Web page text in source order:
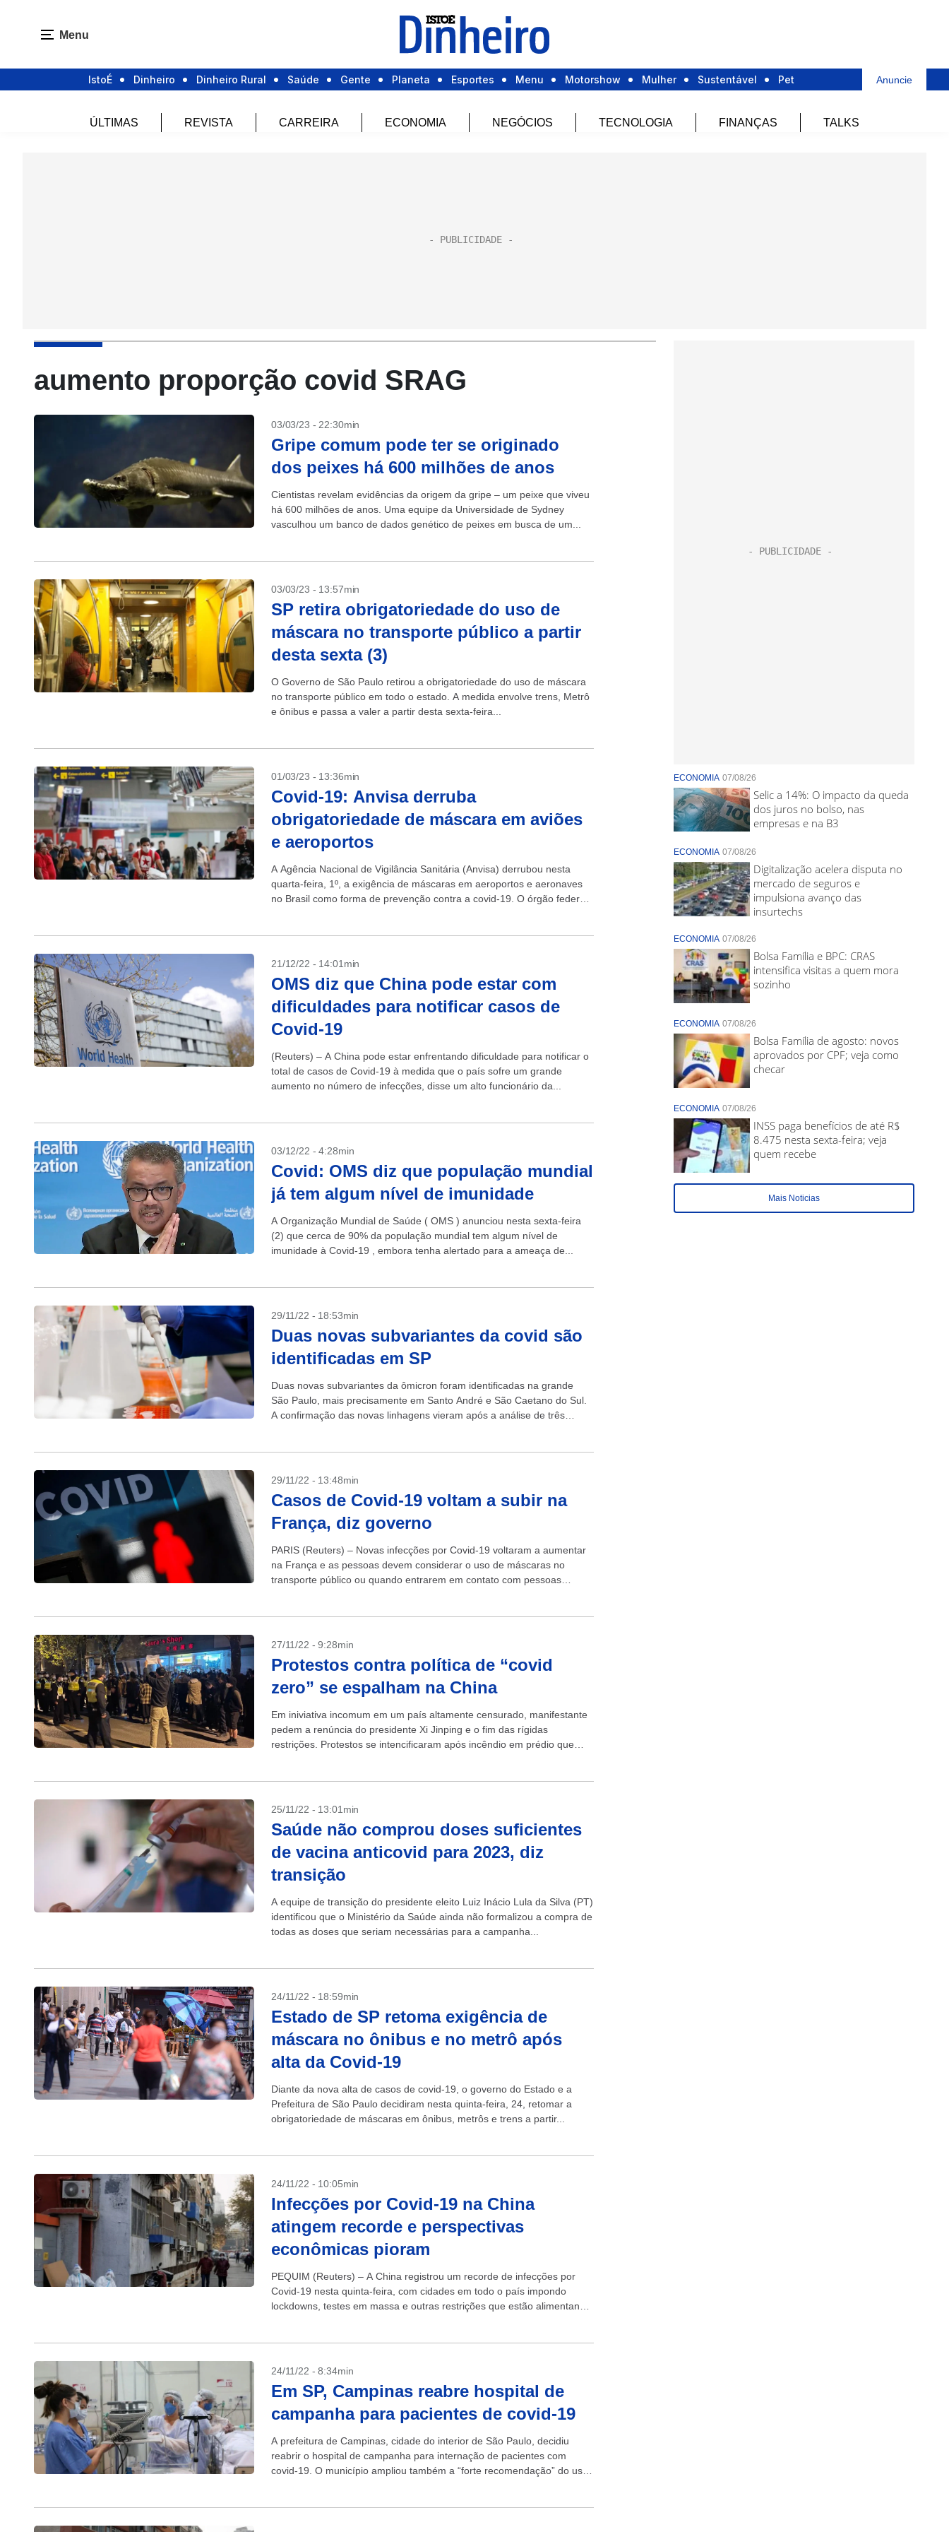
Menu
IstoÉ Dinheiro Dinheiro Rural Saúde Gente Planeta Esportes Menu Motorshow Mulher Sustentável Pet Anuncie
ÚLTIMAS REVISTA CARREIRA ECONOMIA NEGÓCIOS TECNOLOGIA FINANÇAS TALKS
aumento proporção covid SRAG
03/03/23 - 22:30min
Gripe comum pode ter se originado
dos peixes há 600 milhões de anos
Cientistas revelam evidências da origem da gripe – um peixe que viveu
há 600 milhões de anos. Uma equipe da Universidade de Sydney
vasculhou um banco de dados genético de peixes em busca de um...
03/03/23 - 13:57min
SP retira obrigatoriedade do uso de
máscara no transporte público a partir
desta sexta (3)
O Governo de São Paulo retirou a obrigatoriedade do uso de máscara
no transporte público em todo o estado. A medida envolve trens, Metrô
e ônibus e passa a valer a partir desta sexta-feira...
01/03/23 - 13:36min
Covid-19: Anvisa derruba
obrigatoriedade de máscara em aviões
e aeroportos
A Agência Nacional de Vigilância Sanitária (Anvisa) derrubou nesta
quarta-feira, 1º, a exigência de máscaras em aeroportos e aeronaves
no Brasil como forma de prevenção contra a covid-19. O órgão federal,
21/12/22 - 14:01min
OMS diz que China pode estar com
dificuldades para notificar casos de
Covid-19
(Reuters) – A China pode estar enfrentando dificuldade para notificar o
total de casos de Covid-19 à medida que o país sofre um grande
aumento no número de infecções, disse um alto funcionário da...
03/12/22 - 4:28min
Covid: OMS diz que população mundial
já tem algum nível de imunidade
A Organização Mundial de Saúde ( OMS ) anunciou nesta sexta-feira
(2) que cerca de 90% da população mundial tem algum nível de
imunidade à Covid-19 , embora tenha alertado para a ameaça de...
29/11/22 - 18:53min
Duas novas subvariantes da covid são
identificadas em SP
Duas novas subvariantes da ômicron foram identificadas na grande
São Paulo, mais precisamente em Santo André e São Caetano do Sul.
A confirmação das novas linhagens vieram após a análise de três
29/11/22 - 13:48min
Casos de Covid-19 voltam a subir na
França, diz governo
PARIS (Reuters) – Novas infecções por Covid-19 voltaram a aumentar
na França e as pessoas devem considerar o uso de máscaras no
transporte público ou quando entrarem em contato com pessoas
27/11/22 - 9:28min
Protestos contra política de “covid
zero” se espalham na China
Em iniviativa incomum em um país altamente censurado, manifestante
pedem a renúncia do presidente Xi Jinping e o fim das rígidas
restrições. Protestos se intencificaram após incêndio em prédio que
25/11/22 - 13:01min
Saúde não comprou doses suficientes
de vacina anticovid para 2023, diz
transição
A equipe de transição do presidente eleito Luiz Inácio Lula da Silva (PT)
identificou que o Ministério da Saúde ainda não formalizou a compra de
todas as doses que seriam necessárias para a campanha...
24/11/22 - 18:59min
Estado de SP retoma exigência de
máscara no ônibus e no metrô após
alta da Covid-19
Diante da nova alta de casos de covid-19, o governo do Estado e a
Prefeitura de São Paulo decidiram nesta quinta-feira, 24, retomar a
obrigatoriedade de máscaras em ônibus, metrôs e trens a partir...
24/11/22 - 10:05min
Infecções por Covid-19 na China
atingem recorde e perspectivas
econômicas pioram
PEQUIM (Reuters) – A China registrou um recorde de infecções por
Covid-19 nesta quinta-feira, com cidades em todo o país impondo
lockdowns, testes em massa e outras restrições que estão alimentando
24/11/22 - 8:34min
Em SP, Campinas reabre hospital de
campanha para pacientes de covid-19
A prefeitura de Campinas, cidade do interior de São Paulo, decidiu
reabrir o hospital de campanha para internação de pacientes com
covid-19. O município ampliou também a “forte recomendação” do uso
ECONOMIA 07/08/26
Selic a 14%: O impacto da queda
dos juros no bolso, nas
empresas e na B3
ECONOMIA 07/08/26
Digitalização acelera disputa no
mercado de seguros e
impulsiona avanço das
insurtechs
ECONOMIA 07/08/26
Bolsa Família e BPC: CRAS
intensifica visitas a quem mora
sozinho
ECONOMIA 07/08/26
Bolsa Família de agosto: novos
aprovados por CPF; veja como
checar
ECONOMIA 07/08/26
INSS paga benefícios de até R$
8.475 nesta sexta-feira; veja
quem recebe
Mais Noticias